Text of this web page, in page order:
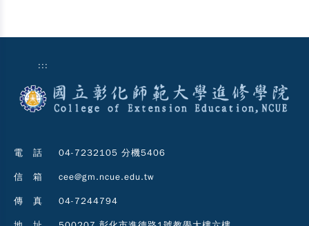
:::
電 話 04-7232105 分機5406
信 箱 cee@gm.ncue.edu.tw
傳 真 04-7244794